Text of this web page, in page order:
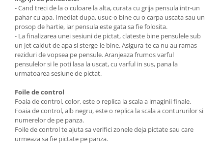
- Cand treci de la o culoare la alta, curata cu grija pensula intr-un
pahar cu apa. Imediat dupa, usuc-o bine cu o carpa uscata sau un
prosop de hartie, iar pensula este gata sa fie folosita.
- La finalizarea unei sesiuni de pictat, clateste bine pensulele sub
un jet caldut de apa si sterge-le bine. Asigura-te ca nu au ramas
reziduri de vopsea pe pensule. Aranjeaza frumos varful
pensulelor si le poti lasa la uscat, cu varful in sus, pana la
urmatoarea sesiune de pictat.
Foile de control
Foaia de control, color, este o replica la scala a imaginii finale.
Foaia de control, alb negru, este o replica la scala a contururilor si
numerelor de pe panza.
Foile de control te ajuta sa verifici zonele deja pictate sau care
urmeaza sa fie pictate pe panza.